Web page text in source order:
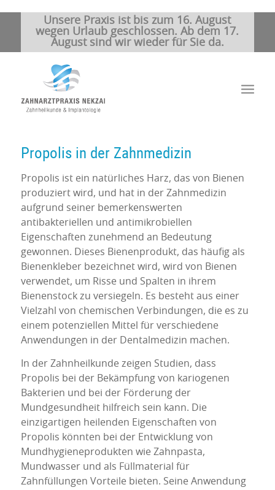
Unsere Praxis ist bis zum 16. August
wegen Urlaub geschlossen. Ab dem 17.
August sind wir wieder für Sie da.
Propolis in der Zahnmedizin
Propolis ist ein natürliches Harz, das von Bienen
produziert wird, und hat in der Zahnmedizin
aufgrund seiner bemerkenswerten
antibakteriellen und antimikrobiellen
Eigenschaften zunehmend an Bedeutung
gewonnen. Dieses Bienenprodukt, das häufig als
Bienenkleber bezeichnet wird, wird von Bienen
verwendet, um Risse und Spalten in ihrem
Bienenstock zu versiegeln. Es besteht aus einer
Vielzahl von chemischen Verbindungen, die es zu
einem potenziellen Mittel für verschiedene
Anwendungen in der Dentalmedizin machen.
In der Zahnheilkunde zeigen Studien, dass
Propolis bei der Bekämpfung von kariogenen
Bakterien und bei der Förderung der
Mundgesundheit hilfreich sein kann. Die
einzigartigen heilenden Eigenschaften von
Propolis könnten bei der Entwicklung von
Mundhygieneprodukten wie Zahnpasta,
Mundwasser und als Füllmaterial für
Zahnfüllungen Vorteile bieten. Seine Anwendung